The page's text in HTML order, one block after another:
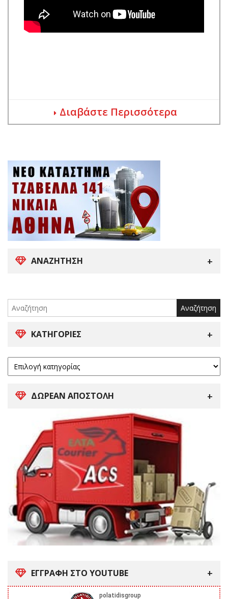
ΑΝΑΖΉΤΗΣΗ
for:
ΚΑΤΗΓΟΡΊΕΣ
ΔΩΡΕΑΝ ΑΠΟΣΤΟΛΗ
ΕΓΓΡΑΦΗ ΣΤΟ YOUTUBE
Διαβάστε Περισσότερα